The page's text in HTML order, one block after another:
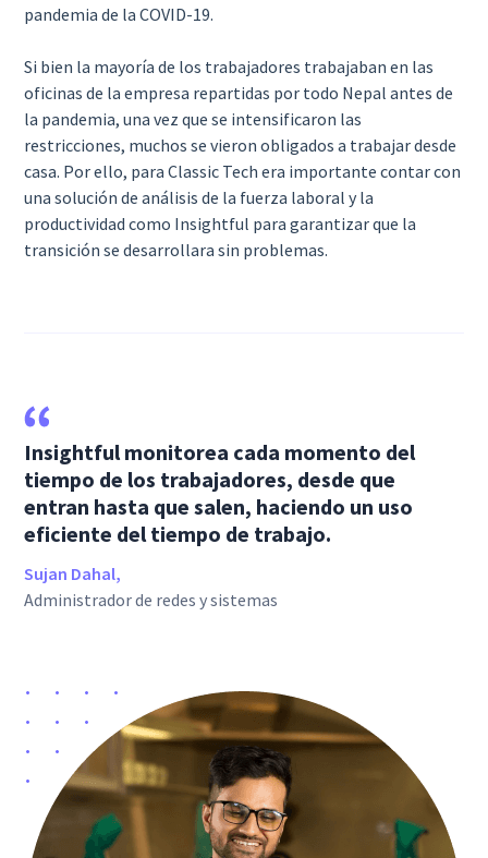
pandemia de la COVID-19.
Si bien la mayoría de los trabajadores trabajaban en las
oficinas de la empresa repartidas por todo Nepal antes de
la pandemia, una vez que se intensificaron las
restricciones, muchos se vieron obligados a trabajar desde
casa. Por ello, para Classic Tech era importante contar con
una solución de análisis de la fuerza laboral y la
productividad como Insightful para garantizar que la
transición se desarrollara sin problemas.
Insightful monitorea cada momento del
tiempo de los trabajadores, desde que
entran hasta que salen, haciendo un uso
eficiente del tiempo de trabajo.
Sujan Dahal,
Administrador de redes y sistemas